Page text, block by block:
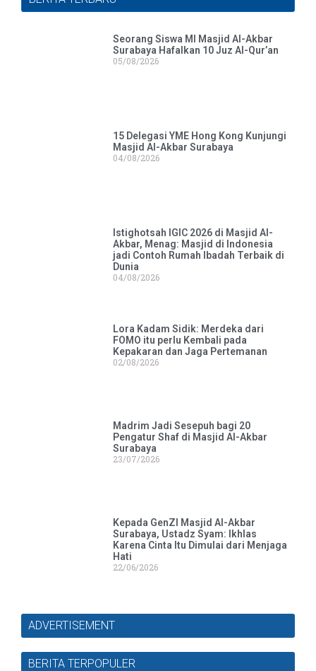
Seorang Siswa MI Masjid Al-Akbar
Surabaya Hafalkan 10 Juz Al-Qur’an
05/08/2026
15 Delegasi YME Hong Kong Kunjungi
Masjid Al-Akbar Surabaya
04/08/2026
Istighotsah IGIC 2026 di Masjid Al-
Akbar, Menag: Masjid di Indonesia
jadi Contoh Rumah Ibadah Terbaik di
Dunia
04/08/2026
Lora Kadam Sidik: Merdeka dari
FOMO itu perlu Kembali pada
Kepakaran dan Jaga Pertemanan
02/08/2026
Madrim Jadi Sesepuh bagi 20
Pengatur Shaf di Masjid Al-Akbar
Surabaya
23/07/2026
Kepada GenZI Masjid Al-Akbar
Surabaya, Ustadz Syam: Ikhlas
Karena Cinta Itu Dimulai dari Menjaga
Hati
22/06/2026
ADVERTISEMENT
BERITA TERPOPULER